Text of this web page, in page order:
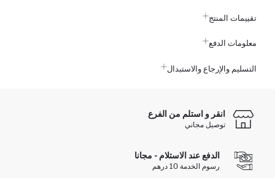
تقييمات المنتج
معلومات الدفع
التسليم والإرجاع والاستبدال
انقر و استلم من الفرع
توصيل مجاني
الدفع عند الاستلام - مجانا
رسوم الخدمة 10 درهم